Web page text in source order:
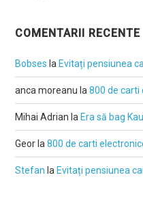
COMENTARII RECENTE
Bobses la Evitați pensiunea
anca moreanu la800 de carti
Mihai Adrian la Era să bag
Geor la800 de carti
Stefan la Evitați pensiunea